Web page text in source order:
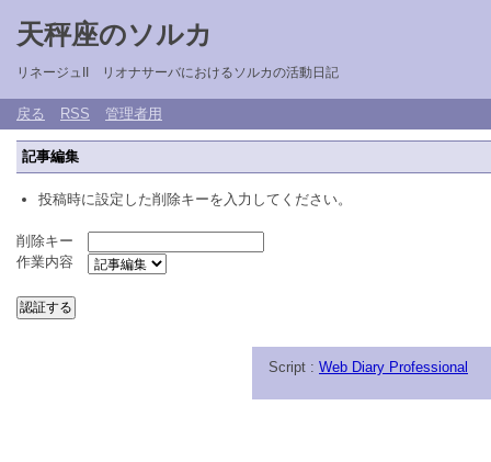
天秤座のソルカ
リネージュII リオナサーバにおけるソルカの活動日記
戻る RSS 管理者用
記事編集
投稿時に設定した削除キーを入力してください。
削除キー
作業内容
Script : Web Diary Professional